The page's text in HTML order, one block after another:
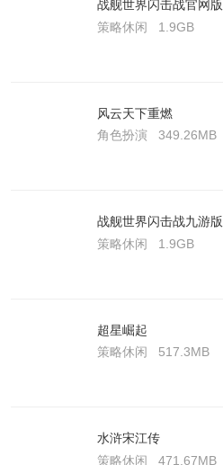
战舰世界闪击战官网版
策略休闲
1.9GB
风云天下重燃
角色扮演
349.26MB
战舰世界闪击战九游版
策略休闲
1.9GB
超星崛起
策略休闲
517.3MB
水浒宋江传
策略休闲
471.67MB